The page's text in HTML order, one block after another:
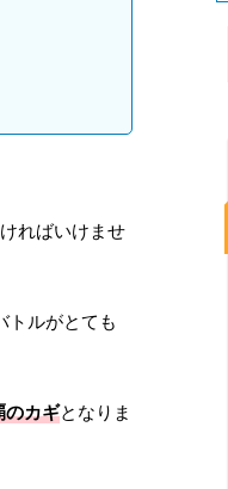
ればいけませ
トルがとても
のカギとなりま